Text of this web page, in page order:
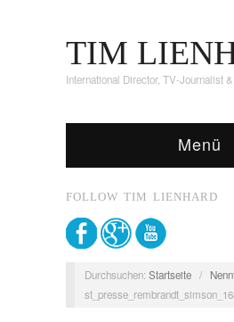
TIM
International Director, TV-Journalist
Menü
FOLLOW TIM LIENHARD
Durchsuchen: Startseite /